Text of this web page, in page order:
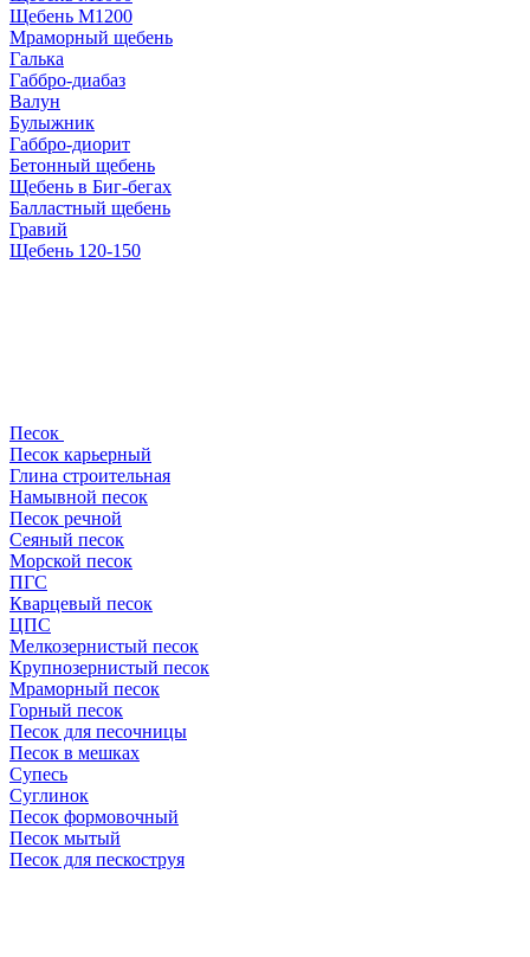
Щебень М1200
Мраморный щебень
Галька
Габбро-диабаз
Валун
Булыжник
Габбро-диорит
Бетонный щебень
Щебень в Биг-бегах
Балластный щебень
Гравий
Щебень 120-150
Песок
Песок карьерный
Глина строительная
Намывной песок
Песок речной
Сеяный песок
Морской песок
ПГС
Кварцевый песок
ЦПС
Мелкозернистый песок
Крупнозернистый песок
Мраморный песок
Горный песок
Песок для песочницы
Песок в мешках
Супесь
Суглинок
Песок формовочный
Песок мытый
Песок для пескоструя